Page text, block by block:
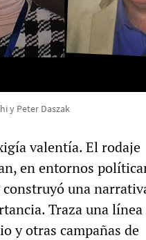
y Peter Daszak
valentía. El rodaje
en entornos
una
Traza una
y otras campañas de